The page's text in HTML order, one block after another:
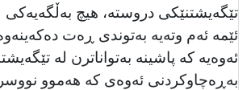
تێگەيشتنێكی دروستە، هیچ بەڵگەیەكی
ئێمە ئەم وتەیە بەتوندی ڕەت
ئەوەیە كە پاشینە بەتواناترن لە
بەڕەچاوكردنی ئەوەی كە هەموو